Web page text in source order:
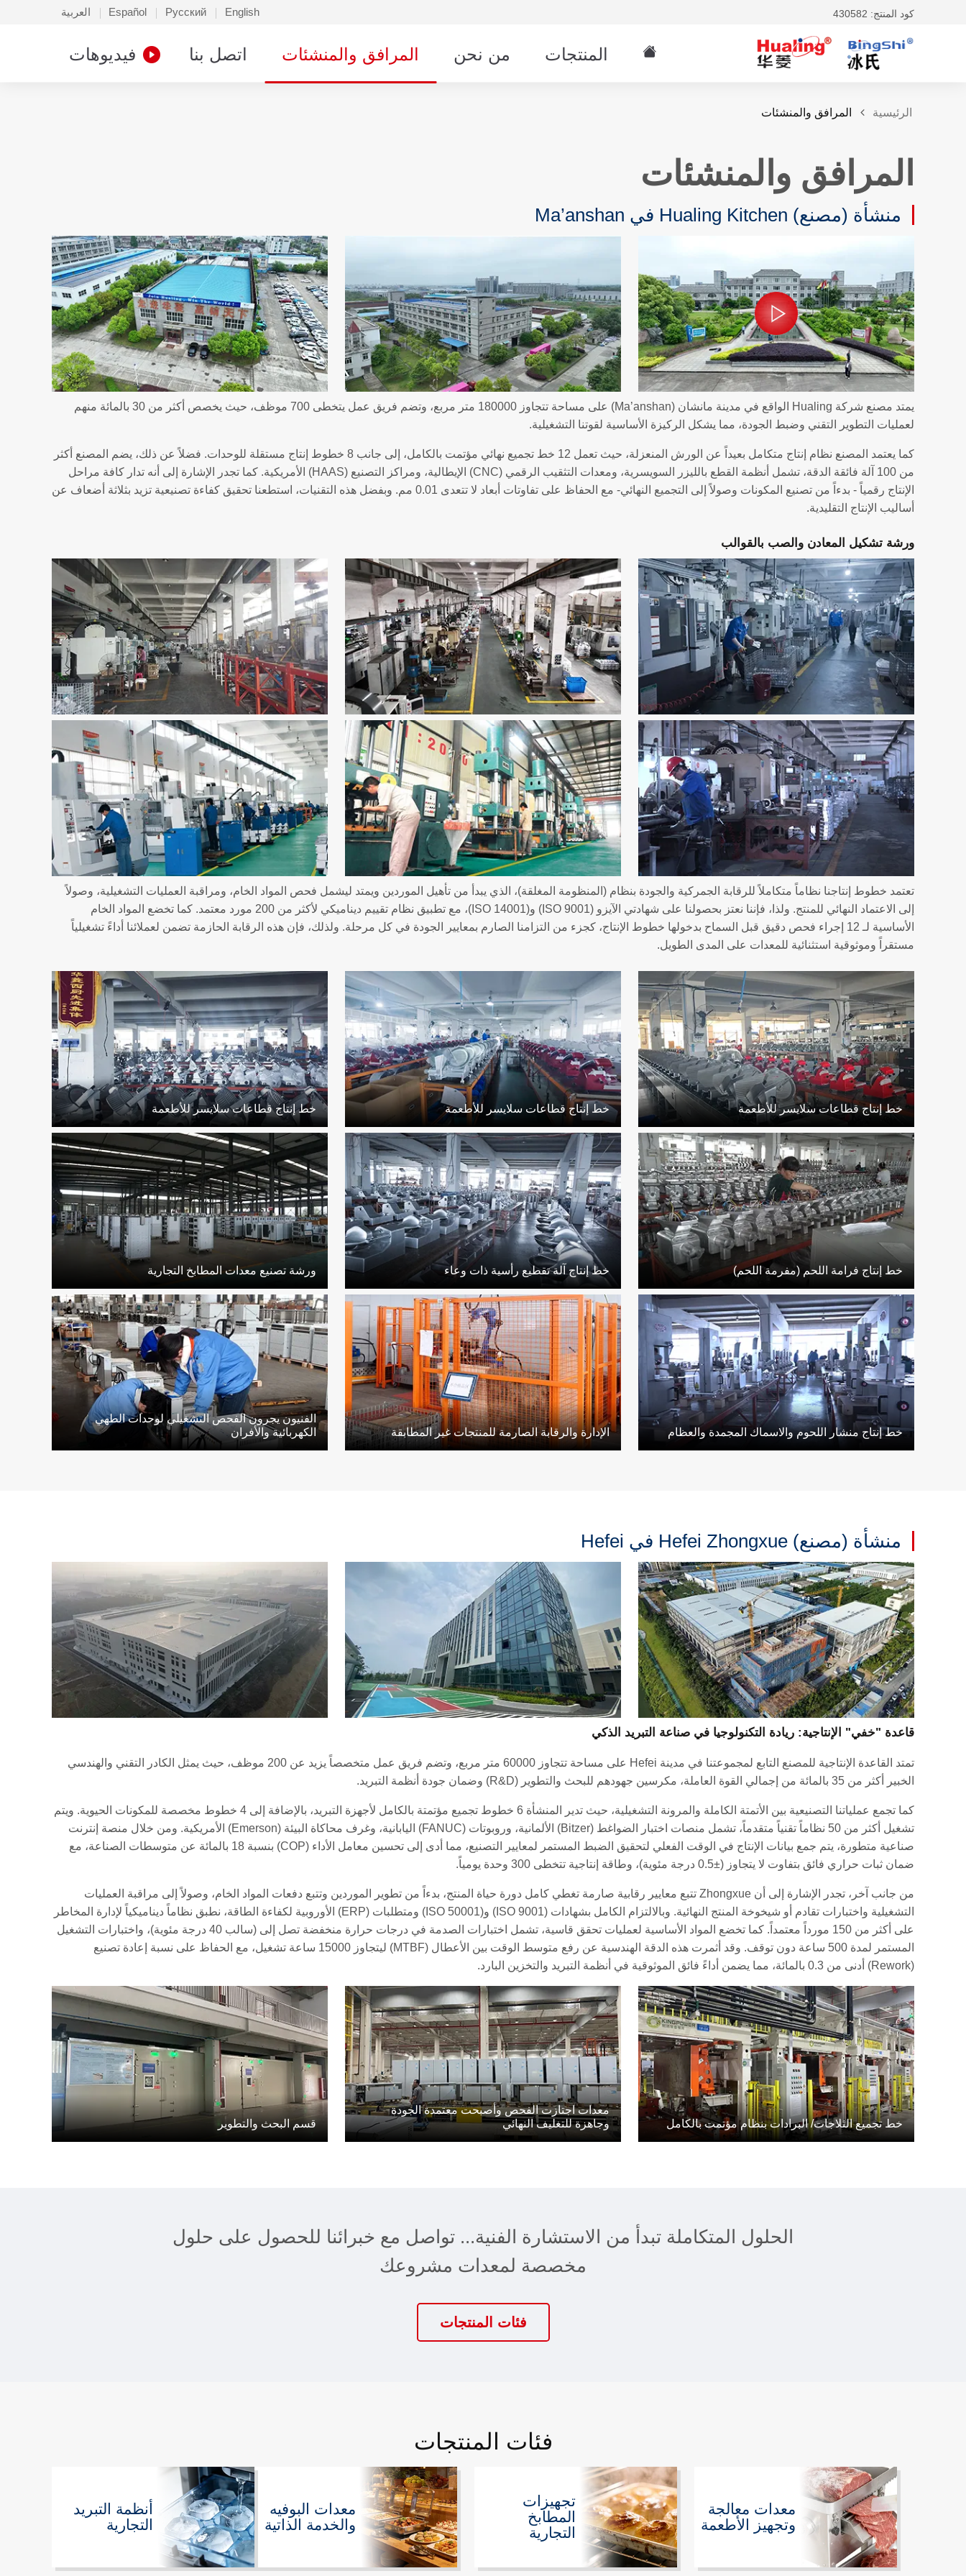
كود المنتج: 430582 English
Русский
Español العربية
المنتجات من نحن المرافق والمنشئات اتصل بنا فيديوهات
الرئيسية المرافق والمنشئات
المرافق والمنشئات
منشأة (مصنع) Hualing Kitchen في Ma’anshan
يمتد مصنع شركة Hualing الواقع في مدينة مانشان (Ma’anshan) على مساحة تتجاوز 180000 متر مربع، وتضم فريق عمل يتخطى 700 موظف، حيث يخصص أكثر من 30 بالمائة منهم
لعمليات التطوير التقني وضبط الجودة، مما يشكل الركيزة الأساسية لقوتنا التشغيلية.
كما يعتمد المصنع نظام إنتاج متكامل بعيداً عن الورش المنعزلة، حيث تعمل 12 خط تجميع نهائي مؤتمت بالكامل، إلى جانب 8 خطوط إنتاج مستقلة للوحدات. فضلاً عن ذلك، يضم المصنع أكثر
من 100 آلة فائقة الدقة، تشمل أنظمة القطع بالليزر السويسرية، ومعدات التثقيب الرقمي (CNC) الإيطالية، ومراكز التصنيع (HAAS) الأمريكية. كما تجدر الإشارة إلى أنه تدار كافة مراحل
الإنتاج رقمياً - بدءاً من تصنيع المكونات وصولاً إلى التجميع النهائي- مع الحفاظ على تفاوتات أبعاد لا تتعدى 0.01 مم. وبفضل هذه التقنيات، استطعنا تحقيق كفاءة تصنيعية تزيد بثلاثة أضعاف عن
أساليب الإنتاج التقليدية.
ورشة تشكيل المعادن والصب بالقوالب
تعتمد خطوط إنتاجنا نظاماً متكاملاً للرقابة الجمركية والجودة بنظام (المنظومة المغلقة)، الذي يبدأ من تأهيل الموردين ويمتد ليشمل فحص المواد الخام، ومراقبة العمليات التشغيلية، وصولاً
إلى الاعتماد النهائي للمنتج. ولذا، فإننا نعتز بحصولنا على شهادتي الآيزو (ISO 9001) و(ISO 14001)، مع تطبيق نظام تقييم ديناميكي لأكثر من 200 مورد معتمد. كما تخضع المواد الخام
الأساسية لـ 12 إجراء فحص دقيق قبل السماح بدخولها خطوط الإنتاج، كجزء من التزامنا الصارم بمعايير الجودة في كل مرحلة. ولذلك، فإن هذه الرقابة الحازمة تضمن لعملائنا أداءً تشغيلياً
مستقراً وموثوقية استثنائية للمعدات على المدى الطويل.
خط إنتاج قطاعات سلايسر للأطعمة خط إنتاج قطاعات سلايسر للأطعمة خط إنتاج قطاعات سلايسر للأطعمة
خط إنتاج فرامة اللحم (مفرمة اللحم) خط إنتاج آلة تقطيع رأسية ذات وعاء ورشة تصنيع معدات المطابخ التجارية
خط إنتاج منشار اللحوم والاسماك المجمدة والعظام الإدارة والرقابة الصارمة للمنتجات غير المطابقة
الفنيون يجرون الفحص التشغيلي لوحدات الطهي
الكهربائية والأفران
منشأة (مصنع) Hefei Zhongxue في Hefei
قاعدة "خفي" الإنتاجية: ريادة التكنولوجيا في صناعة التبريد الذكي
تمتد القاعدة الإنتاجية للمصنع التابع لمجموعتنا في مدينة Hefei على مساحة تتجاوز 60000 متر مربع، وتضم فريق عمل متخصصاً يزيد عن 200 موظف، حيث يمثل الكادر التقني والهندسي
الخبير أكثر من 35 بالمائة من إجمالي القوة العاملة، مكرسين جهودهم للبحث والتطوير (R&D) وضمان جودة أنظمة التبريد.
كما تجمع عملياتنا التصنيعية بين الأتمتة الكاملة والمرونة التشغيلية، حيث تدير المنشأة 6 خطوط تجميع مؤتمتة بالكامل لأجهزة التبريد، بالإضافة إلى 4 خطوط مخصصة للمكونات الحيوية. ويتم
تشغيل أكثر من 50 نظاماً تقنياً متقدماً، تشمل منصات اختبار الضواغط (Bitzer) الألمانية، وروبوتات (FANUC) اليابانية، وغرف محاكاة البيئة (Emerson) الأمريكية. ومن خلال منصة إنترنت
صناعية متطورة، يتم جمع بيانات الإنتاج في الوقت الفعلي لتحقيق الضبط المستمر لمعايير التصنيع، مما أدى إلى تحسين معامل الأداء (COP) بنسبة 18 بالمائة عن متوسطات الصناعة، مع
ضمان ثبات حراري فائق بتفاوت لا يتجاوز (±0.5 درجة مئوية)، وطاقة إنتاجية تتخطى 300 وحدة يومياً.
من جانب آخر، تجدر الإشارة إلى أن Zhongxue تتبع معايير رقابية صارمة تغطي كامل دورة حياة المنتج، بدءاً من تطوير الموردين وتتبع دفعات المواد الخام، وصولاً إلى مراقبة العمليات
التشغيلية واختبارات تقادم أو شيخوخة المنتج النهائية. وبالالتزام الكامل بشهادات (ISO 9001) و(ISO 50001) ومتطلبات (ERP) الأوروبية لكفاءة الطاقة، نطبق نظاماً ديناميكياً لإدارة المخاطر
على أكثر من 150 مورداً معتمداً. كما تخضع المواد الأساسية لعمليات تحقق قاسية، تشمل اختبارات الصدمة في درجات حرارة منخفضة تصل إلى (سالب 40 درجة مئوية)، واختبارات التشغيل
المستمر لمدة 500 ساعة دون توقف. وقد أثمرت هذه الدقة الهندسية عن رفع متوسط الوقت بين الأعطال (MTBF) ليتجاوز 15000 ساعة تشغيل، مع الحفاظ على نسبة إعادة تصنيع
(Rework) أدنى من 0.3 بالمائة، مما يضمن أداءً فائق الموثوقية في أنظمة التبريد والتخزين البارد.
خط تجميع الثلاجات/ البرادات بنظام مؤتمت بالكامل
معدات اجتازت الفحص وأصبحت معتمدة الجودة
وجاهزة للتغليف النهائي
قسم البحث والتطوير
الحلول المتكاملة تبدأ من الاستشارة الفنية... تواصل مع خبرائنا للحصول على حلول
مخصصة لمعدات مشروعك
فئات المنتجات
فئات المنتجات
معدات معالجة
وتجهيز الأطعمة
تجهيزات
المطابخ
التجارية
معدات البوفيه
والخدمة الذاتية
أنظمة التبريد
التجارية